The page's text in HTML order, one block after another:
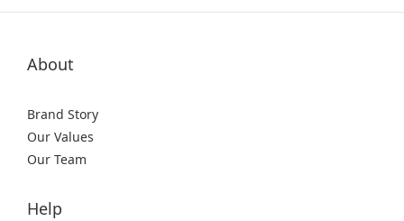
About
Brand Story
Our Values
Our Team
Help